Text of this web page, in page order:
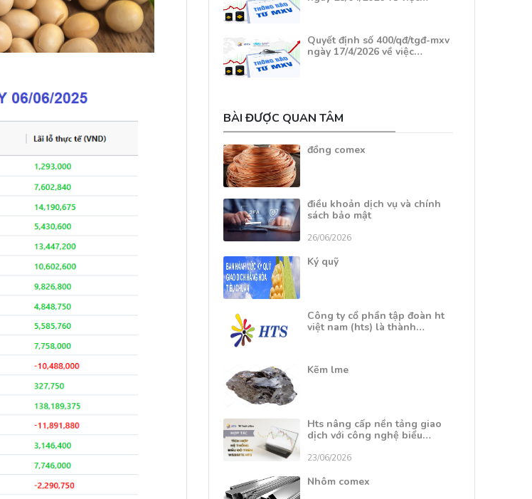
Quyết định số 400/qđ/tgđ-mxv
ngày 17/4/2026 về việc…
BÀI ĐƯỢC QUAN TÂM
đồng comex
điều khoản dịch vụ và chính
sách bảo mật
26/06/2026
Ký quỹ
Công ty cổ phần tập đoàn ht
việt nam (hts) là thành…
Kẽm lme
Hts nâng cấp nền tảng giao
dịch với công nghệ biểu…
23/06/2026
Nhôm comex